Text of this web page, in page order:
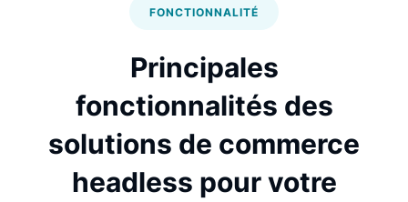
FONCTIONNALITÉ
Principales
fonctionnalités des
solutions de commerce
headless pour votre